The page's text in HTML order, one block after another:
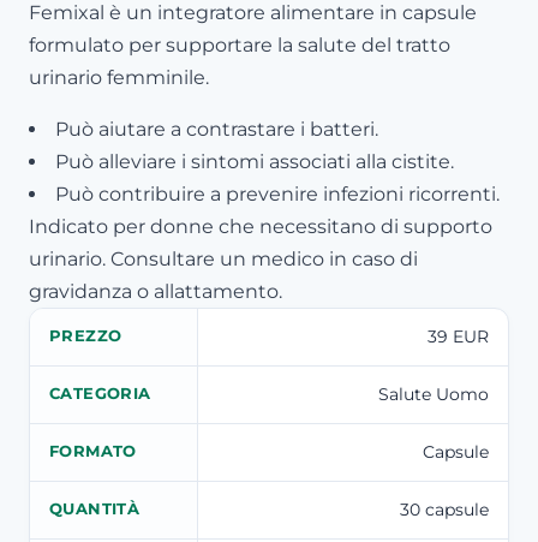
Femixal è un integratore alimentare in capsule
formulato per supportare la salute del tratto
urinario femminile.
Può aiutare a contrastare i batteri.
Può alleviare i sintomi associati alla cistite.
Può contribuire a prevenire infezioni ricorrenti.
Indicato per donne che necessitano di supporto
urinario. Consultare un medico in caso di
gravidanza o allattamento.
PREZZO 39 EUR
CATEGORIA Salute Uomo
FORMATO Capsule
QUANTITÀ 30 capsule